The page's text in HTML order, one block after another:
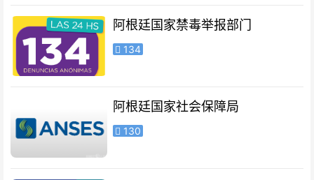
阿根廷国家禁毒举报部门
134
阿根廷国家社会保障局
130